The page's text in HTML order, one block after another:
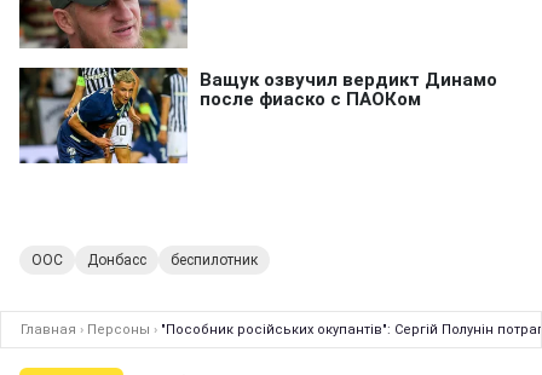
ООС Донбасс беспилотник
Главная › Персоны › "Пособник російських окупантів": Сергій Полунін